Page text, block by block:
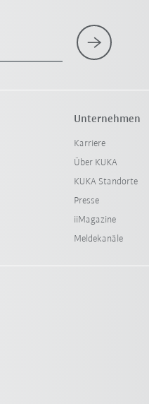
Unternehmen
Karriere
Über KUKA
KUKA Standorte
Presse
iiMagazine
Meldekanäle